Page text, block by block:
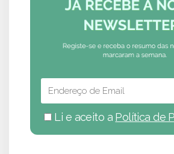
Li e aceito a Política de